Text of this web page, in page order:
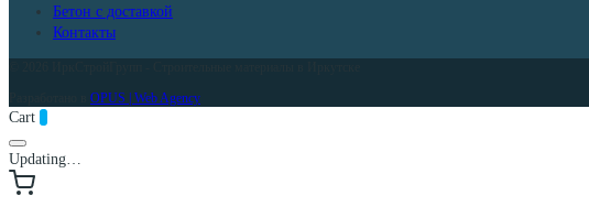
Бетон с доставкой
Контакты
OPUS | Web Agency
Cart
Updating…